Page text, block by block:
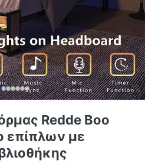
Redde Boo
επίπλων με